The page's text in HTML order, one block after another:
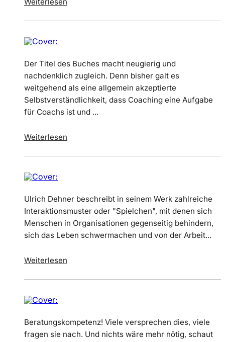
Der Titel des Buches macht neugierig und
nachdenklich zugleich. Denn bisher galt es
weitgehend als eine allgemein akzeptierte
Selbstverständlichkeit, dass Coaching eine Aufgabe
für Coachs ist und ...
Weiterlesen
Ulrich Dehner beschreibt in seinem Werk zahlreiche
Interaktionsmuster oder "Spielchen", mit denen sich
Menschen in Organisationen gegenseitig behindern,
sich das Leben schwermachen und von der Arbeit...
Weiterlesen
Beratungskompetenz! Viele versprechen dies, viele
fragen sie nach. Und nichts wäre mehr nötig, schaut